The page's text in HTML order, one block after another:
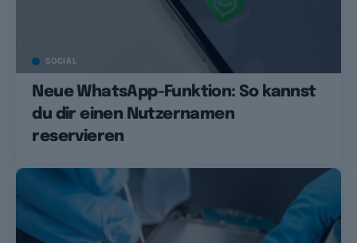
SOCIAL
Neue WhatsApp-Funktion: So kannst
du dir einen Nutzernamen
reservieren